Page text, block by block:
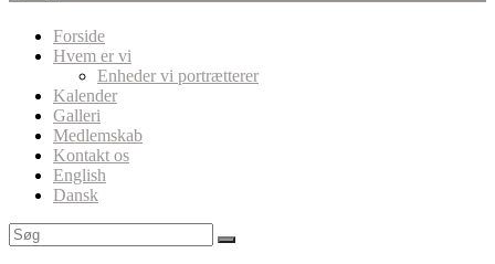
Forside
Hvem er vi
Enheder vi portrætterer
Kalender
Galleri
Medlemskab
Kontakt os
English
Dansk